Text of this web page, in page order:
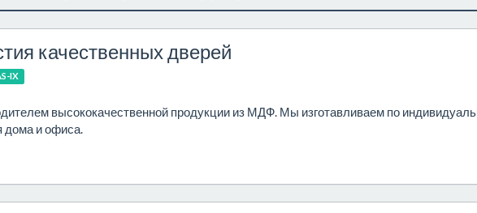
качественных дверей
IX
высококачественной продукции из МДФ. Мы изготавливаем по
дома и офиса.